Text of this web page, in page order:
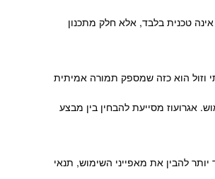
אינה טכנית בלבד, אלא חלק מתכנון
וזול הוא כזה שמספק תמורה אמיתית
אגרועוז מסייעת להבחין בין מבצע
יותר להבין את מאפייני השימוש, תנאי